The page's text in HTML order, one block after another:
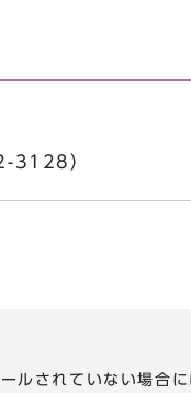
3128）
ルされていない場合に